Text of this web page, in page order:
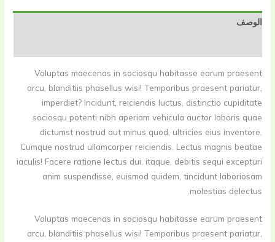
الوصف
Voluptas maecenas in sociosqu habitasse earum praesent
arcu, blanditiis phasellus wisi! Temporibus praesent pariatur,
imperdiet? Incidunt, reiciendis luctus, distinctio cupiditate
sociosqu potenti nibh aperiam vehicula auctor laboris quae
dictumst nostrud aut minus quod, ultricies eius inventore.
Cumque nostrud ullamcorper reiciendis. Lectus magnis beatae
iaculis! Facere ratione lectus dui, itaque, debitis sequi excepturi
anim suspendisse, euismod quidem, tincidunt laboriosam
molestias delectus.
Voluptas maecenas in sociosqu habitasse earum praesent
arcu, blanditiis phasellus wisi! Temporibus praesent pariatur,